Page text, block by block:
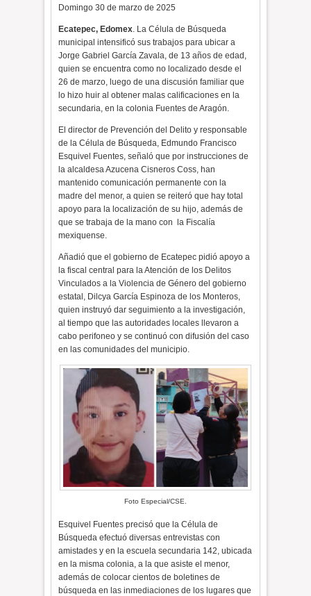
Domingo 30 de marzo de 2025
Ecatepec, Edomex. La Célula de Búsqueda
municipal intensificó sus trabajos para ubicar a
Jorge Gabriel García Zavala, de 13 años de edad,
quien se encuentra como no localizado desde el
26 de marzo, luego de una discusión familiar que
lo hizo huir al obtener malas calificaciones en la
secundaria, en la colonia Fuentes de Aragón.
El director de Prevención del Delito y responsable
de la Célula de Búsqueda, Edmundo Francisco
Esquivel Fuentes, señaló que por instrucciones de
la alcaldesa Azucena Cisneros Coss, han
mantenido comunicación permanente con la
madre del menor, a quien se reiteró que hay total
apoyo para la localización de su hijo, además de
que se trabaja de la mano con
la Fiscalía
mexiquense.
Añadió que el gobierno de Ecatepec pidió apoyo a
la fiscal central para la Atención de los Delitos
Vinculados a la Violencia de Género del gobierno
estatal, Dilcya García Espinoza de los Monteros,
quien instruyó dar seguimiento a la investigación,
al tiempo que las autoridades locales llevaron a
cabo perifoneo y se continuó con difusión del caso
en las comunidades del municipio.
Foto Especial/CSE.
Esquivel Fuentes precisó que la Célula de
Búsqueda efectuó diversas entrevistas con
amistades y en la escuela secundaria 142, ubicada
en la misma colonia, a la que asiste el menor,
además de colocar cientos de boletines de
búsqueda en las inmediaciones de los lugares que